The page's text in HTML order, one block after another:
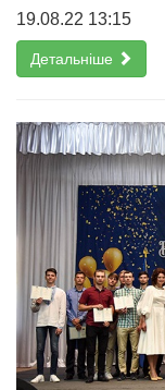
19.08.22 13:15
Детальніше